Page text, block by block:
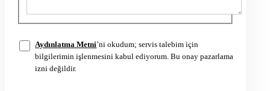
Aydınlatma Metni’ni okudum; servis talebim için
bilgilerimin işlenmesini kabul ediyorum. Bu onay pazarlama
izni değildir.